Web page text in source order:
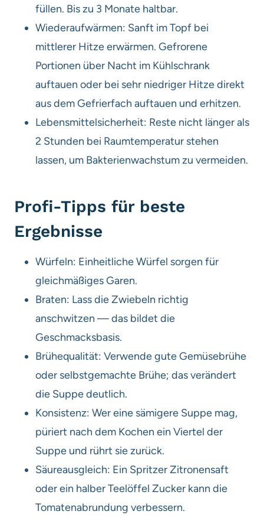
füllen. Bis zu 3 Monate haltbar.
Wiederaufwärmen: Sanft im Topf bei
mittlerer Hitze erwärmen. Gefrorene
Portionen über Nacht im Kühlschrank
auftauen oder bei sehr niedriger Hitze direkt
aus dem Gefrierfach auftauen und erhitzen.
Lebensmittelsicherheit: Reste nicht länger als
2 Stunden bei Raumtemperatur stehen
lassen, um Bakterienwachstum zu vermeiden.
Profi-Tipps für beste
Ergebnisse
Würfeln: Einheitliche Würfel sorgen für
gleichmäßiges Garen.
Braten: Lass die Zwiebeln richtig
anschwitzen — das bildet die
Geschmacksbasis.
Brühequalität: Verwende gute Gemüsebrühe
oder selbstgemachte Brühe; das verändert
die Suppe deutlich.
Konsistenz: Wer eine sämigere Suppe mag,
püriert nach dem Kochen ein Viertel der
Suppe und rührt sie zurück.
Säureausgleich: Ein Spritzer Zitronensaft
oder ein halber Teelöffel Zucker kann die
Tomatenabrundung verbessern.